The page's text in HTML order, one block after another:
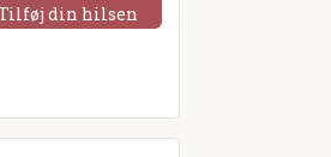
din hilsen